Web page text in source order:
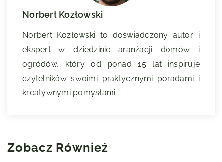
Norbert Kozłowski
Norbert Kozłowski to doświadczony autor i
ekspert w dziedzinie aranżacji domów i
ogródów, który od ponad 15 lat inspiruje
czytelników swoimi praktycznymi poradami i
kreatywnymi pomysłami.
Zobacz Również